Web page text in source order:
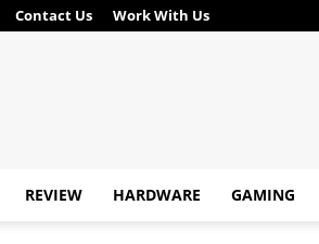
Contact Us Work With Us
REVIEW HARDWARE GAMING